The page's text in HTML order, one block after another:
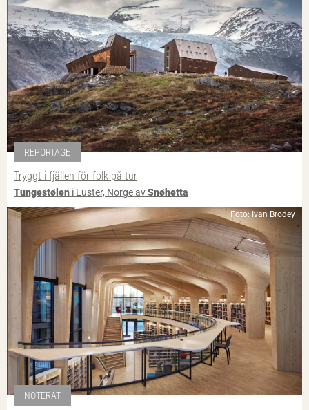
REPORTAGE
Tryggt i fjällen för folk på tur
Tungestølen i Luster, Norge avSnøhetta
Foto: Ivan Brodey
NOTERAT